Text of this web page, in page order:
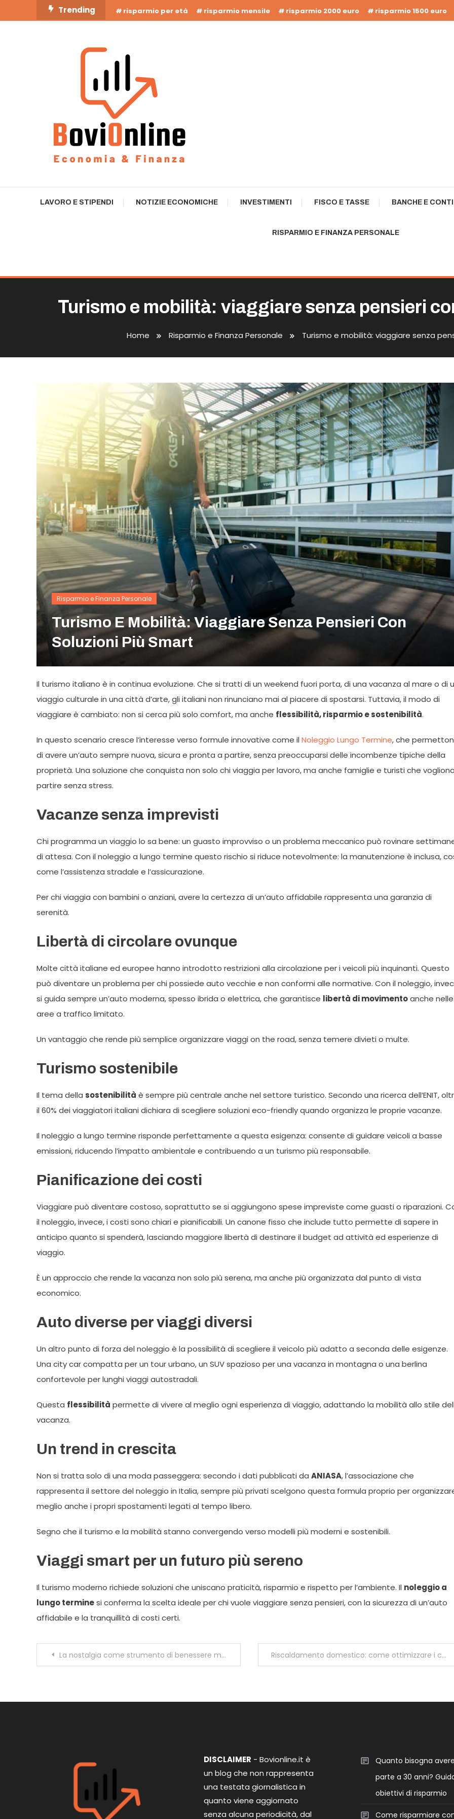
To
Trending risparmio per età risparmio mensile risparmio 2000 euro risparmio 1500 euro
Business Bovionline
LAVORO E STIPENDI NOTIZIE ECONOMICHE INVESTIMENTI FISCO E TASSE BANCHE E CONTI
RISPARMIO E FINANZA PERSONALE
Turismo e mobilità: viaggiare senza pensieri
Home Risparmio e Finanza Personale Turismo e mobilità: viaggiare senza
Risparmio e Finanza Personale
Turismo E Mobilità: Viaggiare Senza Pensieri Con
Soluzioni Più Smart
Il turismo italiano è in continua evoluzione. Che si tratti di un weekend fuori porta, di una vacanza al mare o di
viaggio culturale in una città d’arte, gli italiani non rinunciano mai al piacere di spostarsi. Tuttavia, il modo di
viaggiare è cambiato: non si cerca più solo comfort, ma anche flessibilità, risparmio e sostenibilità.
In questo scenario cresce l’interesse verso formule innovative come il Noleggio Lungo Termine, che
di avere un’auto sempre nuova, sicura e pronta a partire, senza preoccuparsi delle incombenze tipiche della
proprietà. Una soluzione che conquista non solo chi viaggia per lavoro, ma anche famiglie e turisti che
partire senza stress.
Vacanze senza imprevisti
Chi programma un viaggio lo sa bene: un guasto improvviso o un problema meccanico può rovinare
di attesa. Con il noleggio a lungo termine questo rischio si riduce notevolmente: la manutenzione è inclusa,
come l’assistenza stradale e l’assicurazione.
Per chi viaggia con bambini o anziani, avere la certezza di un’auto affidabile rappresenta una garanzia di
serenità.
Libertà di circolare ovunque
Molte città italiane ed europee hanno introdotto restrizioni alla circolazione per i veicoli più inquinanti. Questo
può diventare un problema per chi possiede auto vecchie e non conformi alle normative. Con il noleggio,
si guida sempre un’auto moderna, spesso ibrida o elettrica, che garantisce libertà di movimentoanche nelle
aree a traffico limitato.
Un vantaggio che rende più semplice organizzare viaggi on the road, senza temere divieti o multe.
Turismo sostenibile
Il tema della sostenibilità è sempre più centrale anche nel settore turistico. Secondo una ricerca dell’ENIT,
il 60% dei viaggiatori italiani dichiara di scegliere soluzioni eco-friendly quando organizza le proprie vacanze.
Il noleggio a lungo termine risponde perfettamente a questa esigenza: consente di guidare veicoli a basse
emissioni, riducendo l’impatto ambientale e contribuendo a un turismo più responsabile.
Pianificazione dei costi
Viaggiare può diventare costoso, soprattutto se si aggiungono spese impreviste come guasti o riparazioni.
il noleggio, invece, i costi sono chiari e pianificabili. Un canone fisso che include tutto permette di sapere in
anticipo quanto si spenderà, lasciando maggiore libertà di destinare il budget ad attività ed esperienze di
viaggio.
È un approccio che rende la vacanza non solo più serena, ma anche più organizzata dal punto di vista
economico.
Auto diverse per viaggi diversi
Un altro punto di forza del noleggio è la possibilità di scegliere il veicolo più adatto a seconda delle esigenze.
Una city car compatta per un tour urbano, un SUV spazioso per una vacanza in montagna o una berlina
confortevole per lunghi viaggi autostradali.
Questa flessibilità permette di vivere al meglio ogni esperienza di viaggio, adattando la mobilità allo stile
vacanza.
Un trend in crescita
Non si tratta solo di una moda passeggera: secondo i dati pubblicati da ANIASA, l’associazione che
rappresenta il settore del noleggio in Italia, sempre più privati scelgono questa formula proprio per
meglio anche i propri spostamenti legati al tempo libero.
Segno che il turismo e la mobilità stanno convergendo verso modelli più moderni e sostenibili.
Viaggi smart per un futuro più sereno
Il turismo moderno richiede soluzioni che uniscano praticità, risparmio e rispetto per l’ambiente. Il noleggio a
lungo terminesi conferma la scelta ideale per chi vuole viaggiare senza pensieri, con la sicurezza di un’auto
affidabile e la tranquillità di costi certi.
Navigazione
La nostalgia come strumento di benessere mentale Riscaldamento domestico: come ottimizzare i consumi senza rinunciare al comfort
DISCLAIMER - Bovionline.it è
un blog che non rappresenta
una testata giornalistica in
quanto viene aggiornato
senza alcuna periodicità, dal
Quanto bisogna
parte a 30 anni?
obiettivi di risparmio
Come risparmiare